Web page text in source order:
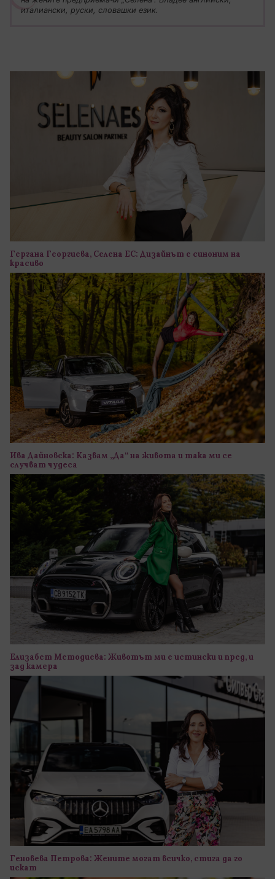
италиански, руски, словашки език.
Гергана Георгиева, Селена ЕС: Дизайнът е синоним на
красиво
Ива Дайновска: Казвам „Да“ на живота и така ми се
случват чудеса
Елизабет Методиева: Животът ми е истински и пред, и
зад камера
Геновева Петрова: Жените могат всичко, стига да го
искат